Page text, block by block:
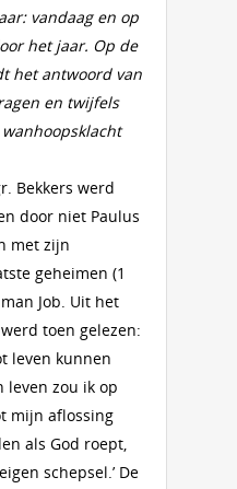
vandaag en op
het jaar. Op de
het antwoord van
en twijfels
wanhoopsklacht
Bekkers werd
door niet Paulus
met zijn
geheimen (1
Job. Uit het
toen gelezen:
leven kunnen
leven zou ik op
mijn aflossing
als God roept,
schepsel.’ De